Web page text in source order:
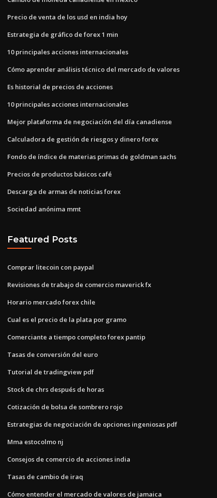
Precio de venta de los usd en india hoy
Estrategia de gráfico de forex 1 min
10 principales acciones internacionales
Cómo aprender análisis técnico del mercado de valores
Es historial de precios de acciones
10 principales acciones internacionales
Mejor plataforma de negociación del día canadiense
Calculadora de gestión de riesgos y dinero forex
Fondo de índice de materias primas de goldman sachs
Precios de productos básicos café
Descarga de armas de noticias forex
Sociedad anónima mmt
Featured Posts
Comprar litecoin con paypal
Revisiones de trabajo de comercio maverick fx
Horario mercado forex chile
Cual es el precio de la plata por gramo
Comerciante a tiempo completo forex pantip
Tasas de conversión del euro
Tutorial de tradingview pdf
Stock de chrs después de horas
Cotización de bolsa de sombrero rojo
Estrategias de negociación de opciones ingeniosas pdf
Mma estocolmo nj
Consejos de comercio de acciones india
Tasas de cambio de iraq
Cómo entender el mercado de valores de jamaica